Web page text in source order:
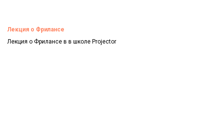
Лекция о Фрилансе
Лекция о Фрилансе в в школе Projector